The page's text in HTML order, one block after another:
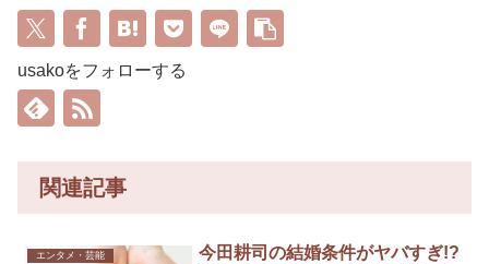
usakoをフォローする
関連記事
エンタメ・芸能
今田耕司の結婚条件がヤバすぎ!?